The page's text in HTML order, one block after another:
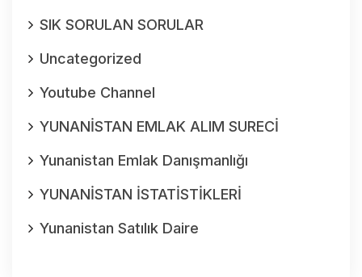
SIK SORULAN SORULAR
Uncategorized
Youtube Channel
YUNANİSTAN EMLAK ALIM SURECİ
Yunanistan Emlak Danışmanlığı
YUNANİSTAN İSTATİSTİKLERİ
Yunanistan Satılık Daire